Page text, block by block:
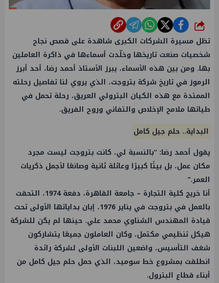
شارك
تظل مسيرة الشركات الكبرى شاهدة على قصص نجاح
شخصيات صنعت تاريخها وخلّدت أسماءها في ذاكرة العاملين
بها. ومن بين هذه الأسماء، يبرز الأستاذ أحمد رضا، أحد أبرز
الرموز في تاريخ شركة بتروجت، الذي يروي لنا تفاصيل رحلته
الممتدة مع هذه الكيان البترولي العريق، رحلة تحمل في
طياتها ملامح الإخلاص والتفاني وروح الفريق.
البداية.. حلم جيل كامل
يقول أحمد رضا: “بالنسبة لي، كانت بتروجت ليست مجرد
مكان عمل، بل بيتًا كبيرًا وعائلة ثانية وصانعًا لأجمل ذكريات
العمر.”
أنا خريج كلية التجارة – جامعة القاهرة، دفعة 1974، التحقت
بالعمل في بتروجت في يناير 1976، إبان بداياتها الأولى تحت
قيادة المهندس الشناوي محمد علي. حينها لم يكن للشركة
هيكل تنظيمي مكتمل، وكان العاملون جميعًا يتشاركون
شغف التأسيس، واضعين اللبنات الأولى لشركة رائدة
انطلقت بمشروع خط سوميد، الذي حمل حلم جيل كامل من
أبناء قطاع البترول.